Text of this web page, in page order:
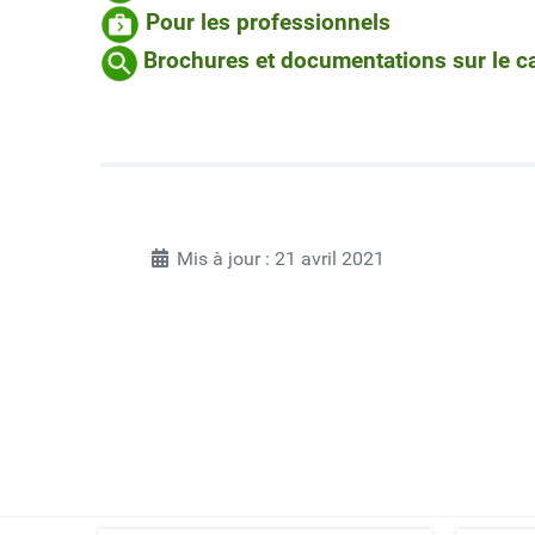
Pour les professionnels
Brochures et documentations sur le
Mis à jour : 21 avril 2021